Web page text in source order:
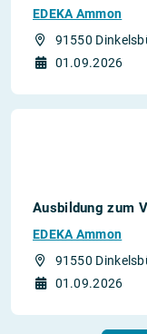
EDEKA Ammon
91550
01.09.2026
Ausbildung zum
EDEKA Ammon
91550
01.09.2026